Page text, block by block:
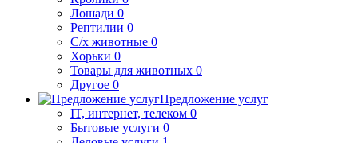
Лошади 0
Рептилии 0
С/х животные 0
Хорьки 0
Товары для животных 0
Другое 0
Предложение услуг
IT, интернет, телеком 0
Бытовые услуги 0